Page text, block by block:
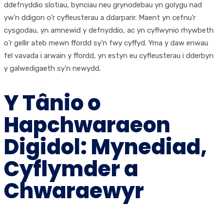
ddefnyddio slotiau, bynciau neu grynodebau yn golygu nad
yw’n ddigon o’r cyfleusterau a ddarparir. Maent yn cefnu’r
cysgodau, yn amnewid y defnyddio, ac yn cyflwynio rhywbeth
o’r gellir ateb mewn ffordd sy’n fwy cyffyd. Yma y daw enwau
fel vavada i arwain y ffordd, yn estyn eu cyfleusterau i dderbyn
y galwedigaeth sy’n newydd.
Y Tânio o
Hapchwaraeon
Digidol: Mynediad,
Cyflymder a
Chwaraewyr